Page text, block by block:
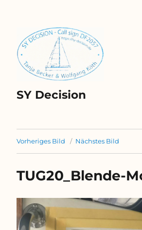
SY Decision
Vorheriges Bild Nächstes Bild
TUG20_Blende-